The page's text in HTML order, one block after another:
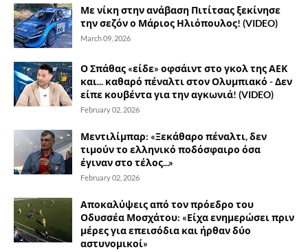
Με νίκη στην ανάβαση Πιτίτσας ξεκίνησε
την σεζόν ο Μάριος Ηλιόπουλος! (VIDEO)
March 09, 2026
Ο Σπάθας «είδε» οφσάιντ στο γκολ της ΑΕΚ
και... καθαρό πέναλτι στον Ολυμπιακό - Δεν
είπε κουβέντα για την αγκωνιά! (VIDEO)
February 02, 2026
Μεντιλίμπαρ: «Ξεκάθαρο πέναλτι, δεν
τιμούν το ελληνικό ποδόσφαιρο όσα
έγιναν στο τέλος...»
February 02, 2026
Αποκαλύψεις από τον πρόεδρο του
Οδυσσέα Μοσχάτου: «Είχα ενημερώσει πριν
μέρες για επεισόδια και ήρθαν δύο
αστυνομικοί»